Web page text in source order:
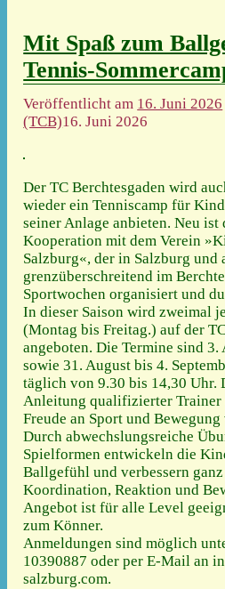
Mit Spaß zum
Tennis-
Veröffentlicht am 16. Juni 2026
(TCB)16. Juni 2026
Der TC Berchtesgaden wird
wieder ein Tenniscamp für
seiner Anlage anbieten. Neu ist
Kooperation mit dem Verein
Salzburg«, der in Salzburg und
grenzüberschreitend im
Sportwochen organisiert und
In dieser Saison wird zweimal
(Montag bis Freitag.) auf der
angeboten. Die Termine sind
sowie 31. August bis 4.
täglich von 9.30 bis 14,30 Uhr.
Anleitung qualifizierter Trainer
Freude an Sport und
Durch abwechslungsreiche
Spielformen entwickeln die
Ballgefühl und verbessern
Koordination, Reaktion und
Angebot ist für alle Level
zum Könner.
Anmeldungen sind möglich
10390887 oder per E-Mail an
salzburg.com.